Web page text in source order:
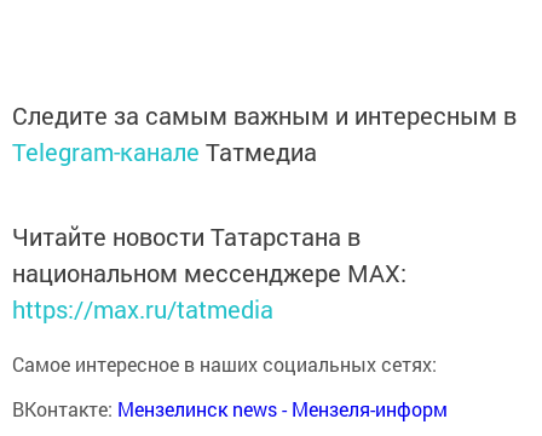
Следите за самым важным и интересным в
Telegram-канале Татмедиа
Читайте новости Татарстана в
национальном мессенджере MАХ:
https://max.ru/tatmedia
Самое интересное в наших социальных сетях:
ВКонтакте: Мензелинск news - Мензеля-информ